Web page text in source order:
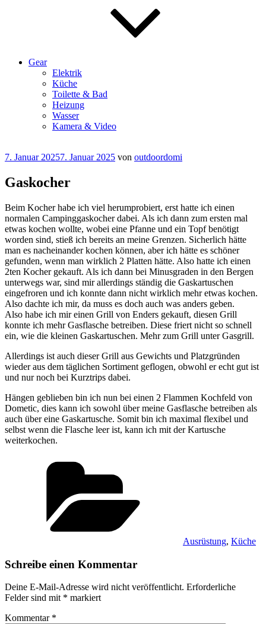
Gear
Elektrik
Küche
Toilette & Bad
Heizung
Wasser
Kamera & Video
Veröffentlicht
7. Januar 20257. Januar 2025 von outdoordomi
Gaskocher
Beim Kocher habe ich viel herumprobiert, erst hatte ich einen
normalen Campinggaskocher dabei. Als ich dann zum ersten mal
etwas kochen wollte, wobei eine Pfanne und ein Topf benötigt
worden sind, stieß ich bereits an meine Grenzen. Sicherlich hätte
man es nacheinander kochen können, aber ich hätte es schöner
gefunden, wenn man wirklich 2 Platten hätte. Also hatte ich einen
2ten Kocher gekauft. Als ich dann bei Minusgraden in den Bergen
unterwegs war, sind mir allerdings ständig die Gaskartuschen
eingefroren und ich konnte dann nicht wirklich mehr etwas kochen.
Also dachte ich mir, da muss es doch auch was anders geben.
Also habe ich mir einen Grill von Enders gekauft, diesen Grill
konnte ich mehr Gasflasche betreiben. Diese friert nicht so schnell
ein, wie die kleinen Gaskartuschen. Mehr zum Grill unter Gasgrill.
Allerdings ist auch dieser Grill aus Gewichts und Platzgründen
wieder aus dem täglichen Sortiment geflogen, obwohl er echt gut ist
und nur noch bei Kurztrips dabei.
Hängen geblieben bin ich nun bei einen 2 Flammen Kochfeld von
Dometic, dies kann ich sowohl über meine Gasflasche betreiben als
auch über eine Gaskartusche. Somit bin ich maximal flexibel und
selbst wenn die Flasche leer ist, kann ich mit der Kartusche
weiterkochen.
Ausrüstung, Küche
Schreibe einen Kommentar
Deine E-Mail-Adresse wird nicht veröffentlicht. Erforderliche
Felder sind mit * markiert
Kommentar *